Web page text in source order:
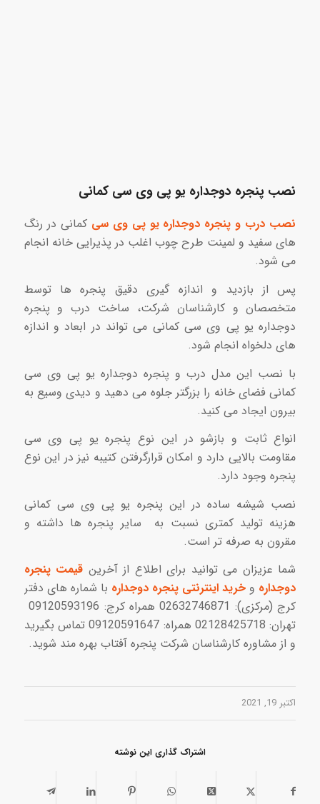
نصب پنجره دوجداره یو پی وی سی کمانی
نصب درب و پنجره دوجداره یو پی وی سی کمانی در رنگ
های سفید و لمینت طرح چوب اغلب در پذیرایی خانه انجام
می شود.
پس از بازدید و اندازه گیری دقیق پنجره ها توسط
متخصصان و کارشناسان شرکت، ساخت درب و پنجره
دوجداره یو پی وی سی کمانی می تواند در ابعاد و اندازه
های دلخواه انجام شود.
با نصب این مدل درب و پنجره دوجداره یو پی وی سی
کمانی فضای خانه را بزرگتر جلوه می دهید و دیدی وسیع به
بیرون ایجاد می کنید.
انواع ثابت و بازشو در این نوع پنجره یو پی وی سی
مقاومت بالایی دارد و امکان قرارگرفتن کتیبه نیز در این نوع
پنجره وجود دارد.
نصب شیشه ساده در این پنجره یو پی وی سی کمانی
هزینه تولید کمتری نسبت به سایر پنجره ها داشته و
مقرون به صرفه تر است.
شما عزیزان می توانید برای اطلاع از آخرین قیمت پنجره
دوجداره و خرید اینترنتی پنجره دوجداره با شماره های دفتر
کرج (مرکزی): 02632746871 همراه کرج: 09120593196
تهران: 02128425718 همراه: 09120591647 تماس بگیرید
و از مشاوره کارشناسان شرکت پنجره آفتاب بهره مند شوید.
اکتبر 19, 2021
اشتراک گذاری این نوشته